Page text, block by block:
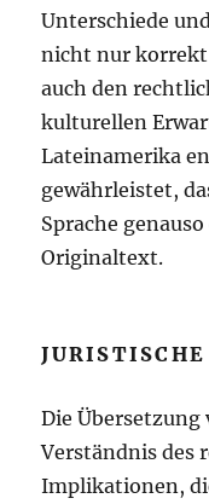
Unterschiede
nicht nur korrekt
auch den
kulturellen
Lateinamerika
gewährleistet,
Sprache
Originaltext.
Die
Verständnis des
Implikationen,